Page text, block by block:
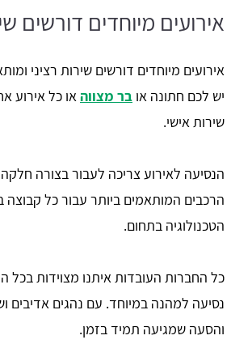
אירועים מיוחדים דורשים
אירועים מיוחדים דורשים שירות רציני
יש לכם חתונה או בר מצווה או כל אירוע
שירות אישי.
הנסיעה לאירוע צריכה לעבור בצורה
הרכבים המותאמים ביותר עבור כל קבוצה
הטכנולוגיה בתחום.
כל החברות העובדות איתנו מצוידות בכל
נסיעה למהנה במיוחד. עם נהגים אדיבים
והסעה שמגיעה תמיד בזמן.